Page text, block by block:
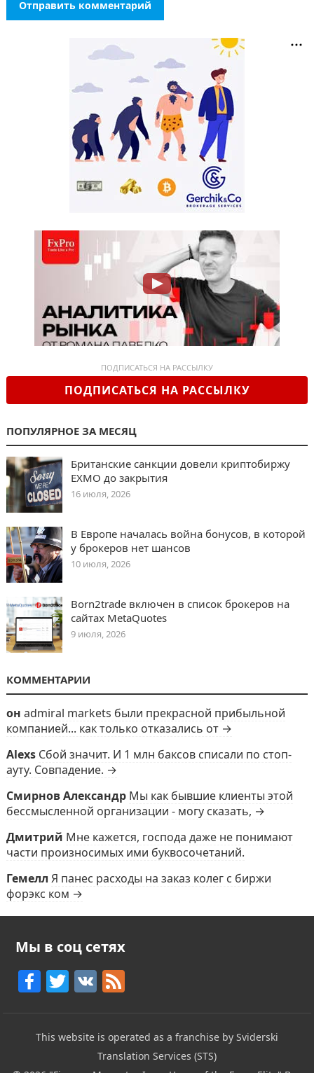
ПОДПИСАТЬСЯ НА РАССЫЛКУ
ПОДПИСАТЬСЯ НА РАССЫЛКУ
ПОПУЛЯРНОЕ ЗА МЕСЯЦ
Британские санкции довели криптобиржу
EXMO до закрытия
16 июля, 2026
В Европе началась война бонусов, в которой
у брокеров нет шансов
10 июля, 2026
Born2trade включен в список брокеров на
сайтах MetaQuotes
9 июля, 2026
КОММЕНТАРИИ
он admiral markets были прекрасной прибыльной
компанией... как только отказались от →
Alexs Сбой значит. И 1 млн баксов списали по стоп-
ауту. Совпадение. →
Смирнов Александр Мы как бывшие клиенты этой
бессмысленной организации - могу сказать, →
Дмитрий Мне кажется, господа даже не понимают
части произносимых ими буквосочетаний.
Гемелл Я панес расходы на заказ колег с биржи
форэкс ком →
Мы в соц сетях
F
c
e
T
itt
er
V F
e
d
This website is operated as a franchise by Sviderski
Translation Services (STS)